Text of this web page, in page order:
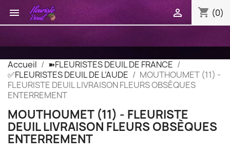
 shopping_cart (0)

Accueil
➽FLEURISTES DEUIL DE FRANCE
✅FLEURISTES DEUIL DE L’AUDE
MOUTHOUMET (11) -
FLEURISTE DEUIL LIVRAISON FLEURS OBSÈQUES
ENTERREMENT
MOUTHOUMET (11) - FLEURISTE
DEUIL LIVRAISON FLEURS OBSÈQUES
ENTERREMENT